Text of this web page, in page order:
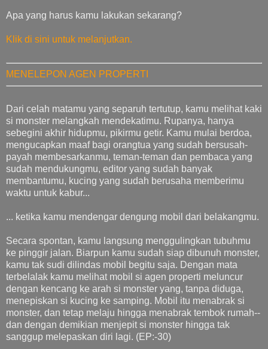
Apa yang harus kamu lakukan sekarang?
Klik di sini untuk melanjutkan.
MENELEPON AGEN PROPERTI
Dari celah matamu yang separuh tertutup, kamu melihat kaki
si monster melangkah mendekatimu. Rupanya, hanya
sebegini akhir hidupmu, pikirmu getir. Kamu mulai berdoa,
mengucapkan maaf bagi orangtua yang sudah bersusah-
payah membesarkanmu, teman-teman dan pembaca yang
sudah mendukungmu, editor yang sudah banyak
membantumu, kucing yang sudah berusaha memberimu
waktu untuk kabur...
... ketika kamu mendengar dengung mobil dari belakangmu.
Secara spontan, kamu langsung menggulingkan tubuhmu
ke pinggir jalan. Biarpun kamu sudah siap dibunuh monster,
kamu tak sudi dilindas mobil begitu saja. Dengan mata
terbelalak kamu melihat mobil si agen properti meluncur
dengan kencang ke arah si monster yang, tanpa diduga,
menepiskan si kucing ke samping. Mobil itu menabrak si
monster, dan tetap melaju hingga menabrak tembok rumah--
dan dengan demikian menjepit si monster hingga tak
sanggup melepaskan diri lagi. (EP:-30)